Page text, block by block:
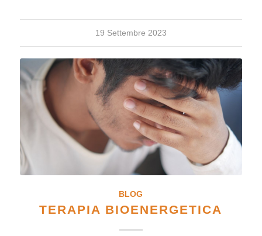
19 Settembre 2023
BLOG
TERAPIA BIOENERGETICA